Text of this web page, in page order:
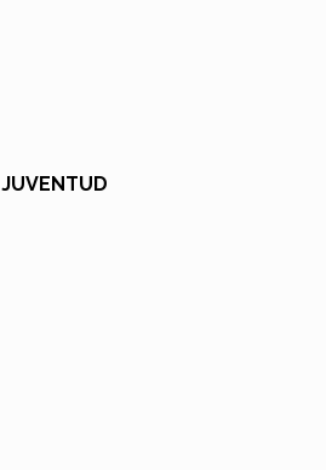
JUVENTUD